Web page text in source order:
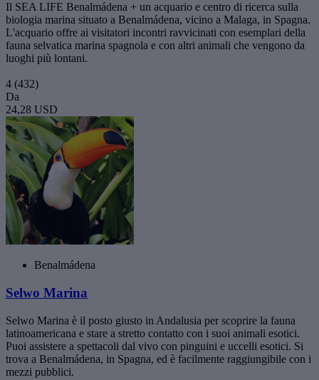
Il SEA LIFE Benalmádena + un acquario e centro di ricerca sulla
biologia marina situato a Benalmádena, vicino a Malaga, in Spagna.
L'acquario offre ai visitatori incontri ravvicinati con esemplari della
fauna selvatica marina spagnola e con altri animali che vengono da
luoghi più lontani.
4 (432)
Da
24,28 USD
Benalmádena
Selwo Marina
Selwo Marina è il posto giusto in Andalusia per scoprire la fauna
latinoamericana e stare a stretto contatto con i suoi animali esotici.
Puoi assistere a spettacoli dal vivo con pinguini e uccelli esotici. Si
trova a Benalmádena, in Spagna, ed è facilmente raggiungibile con i
mezzi pubblici.